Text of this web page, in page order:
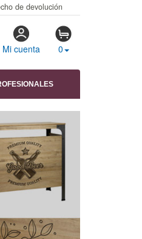
de devolución
Mi cuenta 0